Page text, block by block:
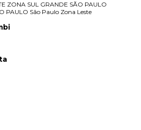
ZONA SUL GRANDE SÃO PAULO
PAULO São Paulo Zona Leste